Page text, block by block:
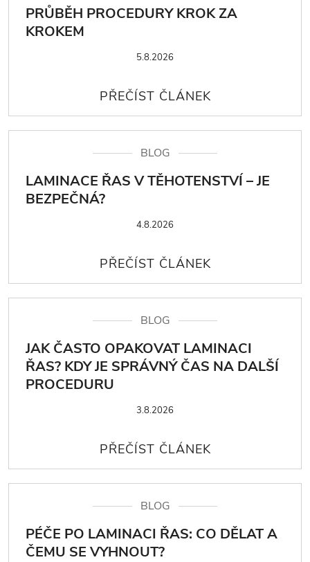
PRŮBĚH PROCEDURY KROK ZA
KROKEM
5.8.2026
BLOG
LAMINACE ŘAS V TĚHOTENSTVÍ – JE
BEZPEČNÁ?
4.8.2026
BLOG
JAK ČASTO OPAKOVAT LAMINACI
ŘAS? KDY JE SPRÁVNÝ ČAS NA DALŠÍ
PROCEDURU
3.8.2026
BLOG
PÉČE PO LAMINACI ŘAS: CO DĚLAT A
ČEMU SE VYHNOUT?